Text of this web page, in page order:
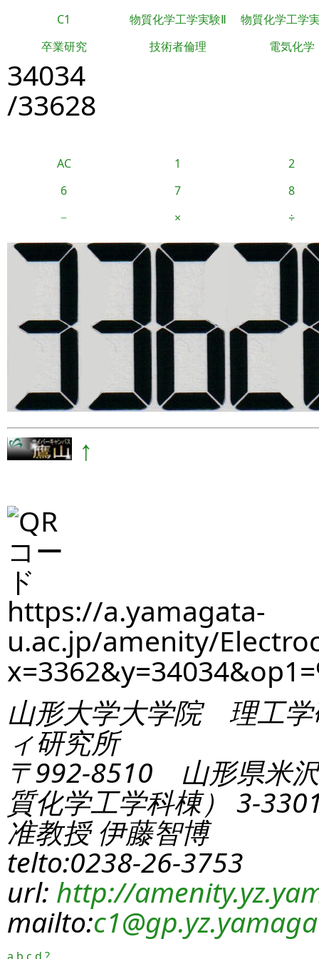
C1 物質化学工学実験Ⅱ
物質化学工学
卒業研究
技術者倫理 電気化学
34034
/33628
AC 1
2
6
7
8
−
× ÷
↑
https://a.yamagata-
u.ac.jp/amenity/
山形大学大学院 理工学
ィ研究所
〒992-8510 山形県米
質化学工学科棟） 3-
准教授 伊藤智博
telto:0238-26-3753
url: http://
mailto:c1